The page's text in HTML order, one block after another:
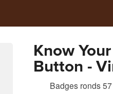
Know
Button -
Pop
Badges ronds